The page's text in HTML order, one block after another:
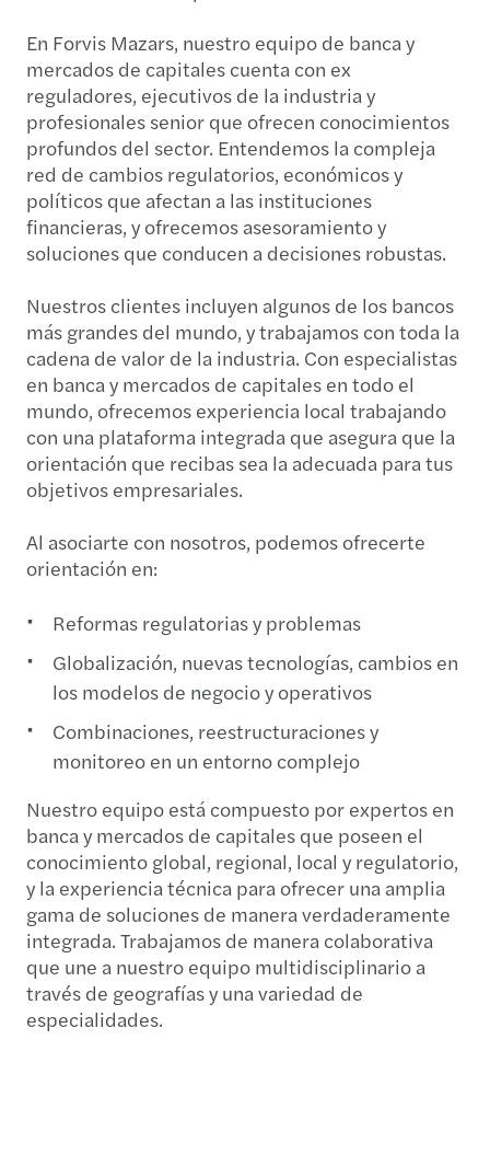
En Forvis Mazars, nuestro equipo de banca y
mercados de capitales cuenta con ex
reguladores, ejecutivos de la industria y
profesionales senior que ofrecen conocimientos
profundos del sector. Entendemos la compleja
red de cambios regulatorios, económicos y
políticos que afectan a las instituciones
financieras, y ofrecemos asesoramiento y
soluciones que conducen a decisiones robustas.
Nuestros clientes incluyen algunos de los bancos
más grandes del mundo, y trabajamos con toda la
cadena de valor de la industria. Con especialistas
en banca y mercados de capitales en todo el
mundo, ofrecemos experiencia local trabajando
con una plataforma integrada que asegura que la
orientación que recibas sea la adecuada para tus
objetivos empresariales.
Al asociarte con nosotros, podemos ofrecerte
orientación en:
Reformas regulatorias y problemas
Globalización, nuevas tecnologías, cambios en
los modelos de negocio y operativos
Combinaciones, reestructuraciones y
monitoreo en un entorno complejo
Nuestro equipo está compuesto por expertos en
banca y mercados de capitales que poseen el
conocimiento global, regional, local y regulatorio,
y la experiencia técnica para ofrecer una amplia
gama de soluciones de manera verdaderamente
integrada. Trabajamos de manera colaborativa
que une a nuestro equipo multidisciplinario a
través de geografías y una variedad de
especialidades.